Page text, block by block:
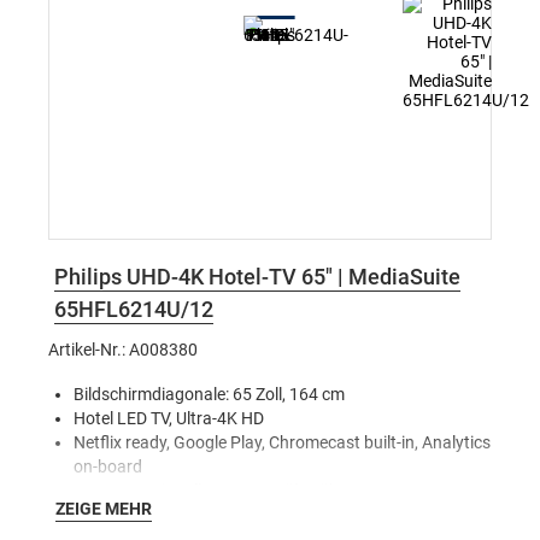
Philips UHD-4K Hotel-TV 65" | MediaSuite
65HFL6214U/12
Artikel-Nr.: A008380
Bildschirmdiagonale: 65 Zoll, 164 cm
Hotel LED TV, Ultra-4K HD
Netflix ready, Google Play, Chromecast built-in, Analytics
on-board
CMND & Control
ZEIGE MEHR